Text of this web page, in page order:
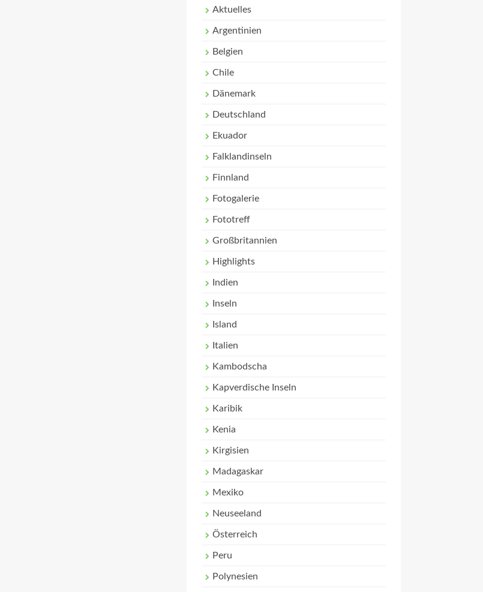
Aktuelles
Argentinien
Belgien
Chile
Dänemark
Deutschland
Ekuador
Falklandinseln
Finnland
Fotogalerie
Fototreff
Großbritannien
Highlights
Indien
Inseln
Island
Italien
Kambodscha
Kapverdische Inseln
Karibik
Kenia
Kirgisien
Madagaskar
Mexiko
Neuseeland
Österreich
Peru
Polynesien